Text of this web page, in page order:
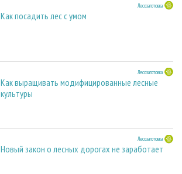
Лесозаготовка
Как посадить лес с умом
Лесозаготовка
Как выращивать модифицированные лесные
культуры
Лесозаготовка
Новый закон о лесных дорогах не заработает